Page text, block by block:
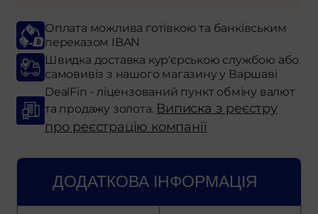
Оплата можлива готівкою та банківським
переказом IBAN
Швидка доставка кур'єрською службою або
самовивіз з нашого магазину у Варшаві
DealFin - ліцензований пункт обміну валют
та продажу золота. Виписка з реєстру
про реєстрацію компанії
ДОДАТКОВА ІНФОРМАЦІЯ